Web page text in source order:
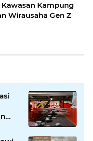
Kampung
Wirausaha Gen Z